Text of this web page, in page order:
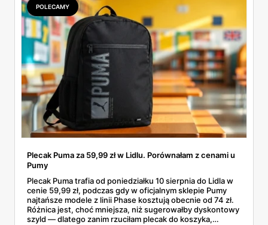
POLECAMY
Plecak Puma za 59,99 zł w Lidlu. Porównałam z cenami u
Pumy
Plecak Puma trafia od poniedziałku 10 sierpnia do Lidla w
cenie 59,99 zł, podczas gdy w oficjalnym sklepie Pumy
najtańsze modele z linii Phase kosztują obecnie od 74 zł.
Różnica jest, choć mniejsza, niż sugerowałby dyskontowy
szyld — dlatego zanim rzuciłam plecak do koszyka,